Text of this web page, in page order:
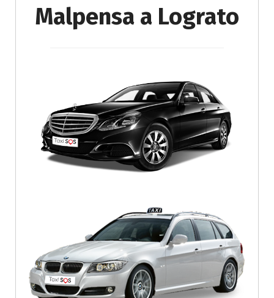
Malpensa a Lograto